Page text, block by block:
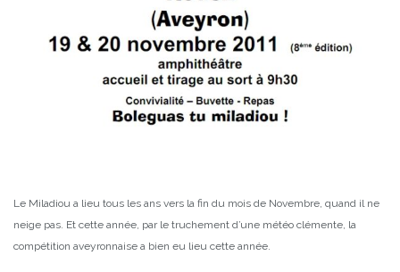
Le Miladiou a lieu tous les ans vers la fin du mois de Novembre, quand il ne
neige pas. Et cette année, par le truchement d’une météo clémente, la
compétition aveyronnaise a bien eu lieu cette année.